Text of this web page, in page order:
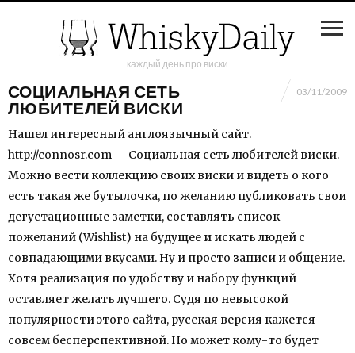
каждый день про виски
СОЦИАЛЬНАЯ СЕТЬ
ЛЮБИТЕЛЕЙ ВИСКИ
03/11/2009
Нашел интересный англоязычный сайт.
http://connosr.com — Социальная сеть любителей виски.
Можно вести коллекцию своих виски и видеть о кого
есть такая же бутылочка, по желанию публиковать свои
дегустационные заметки, составлять список
пожеланий (Wishlist) на будущее и искать людей с
совпадающими вкусами. Ну и просто записи и общение.
Хотя реализация по удобству и набору функций
оставляет желать лучшего. Судя по невысокой
популярности этого сайта, русская версия кажется
совсем бесперспективной. Но может кому-то будет